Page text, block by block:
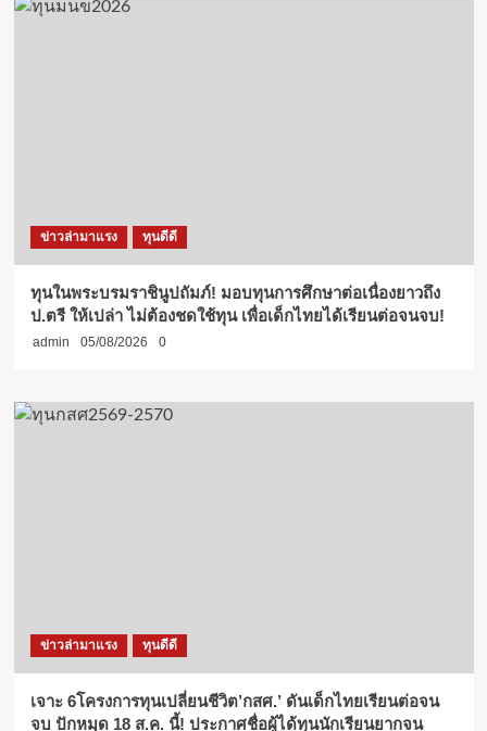
ข่าวล่ามาแรง ทุนดีดี
ทุนในพระบรมราชินูปถัมภ์! มอบทุนการศึกษาต่อเนื่องยาวถึง
ป.ตรี ให้เปล่า ไม่ต้องชดใช้ทุน เพื่อเด็กไทยได้เรียนต่อจนจบ!
admin 05/08/2026 0
ข่าวล่ามาแรง ทุนดีดี
เจาะ 6โครงการทุนเปลี่ยนชีวิต’กสศ.’ ดันเด็กไทยเรียนต่อจน
จบ ปักหมุด 18 ส.ค. นี้! ประกาศชื่อผู้ได้ทุนนักเรียนยากจน